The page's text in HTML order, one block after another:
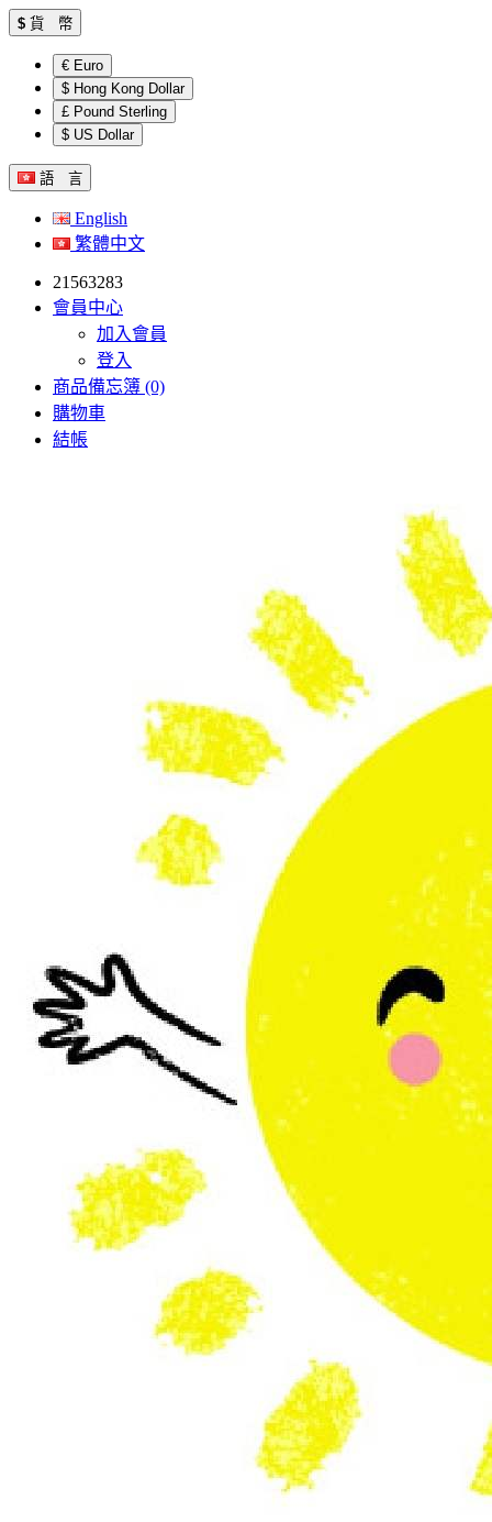
$ 貨 幣
€ Euro
$ Hong Kong Dollar
£ Pound Sterling
$ US Dollar
語 言
English
繁體中文
21563283
會員中心
加入會員
登入
商品備忘簿 (0)
購物車
結帳